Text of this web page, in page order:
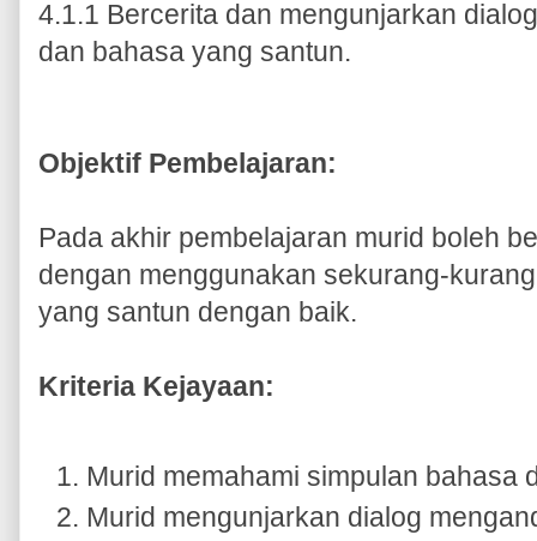
4.1.1 Bercerita dan mengunjarkan
dan bahasa yang santun.
Objektif Pembelajaran:
Pada akhir pembelajaran murid boleh
dengan menggunakan sekurang-
yang santun dengan baik.
Kriteria Kejayaan:
Murid memahami simpulan bahasa
Murid mengunjarkan dialog